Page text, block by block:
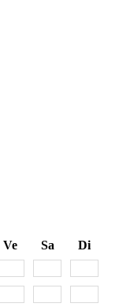
Ve Sa
Di